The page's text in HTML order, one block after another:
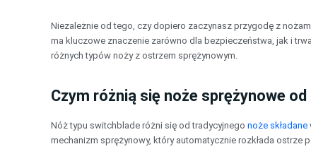
Niezależnie od tego, czy dopiero zaczynasz przygodę z
ma kluczowe znaczenie zarówno dla bezpieczeństwa, jak i
różnych typów noży z ostrzem sprężynowym.
Czym różnią się noże sprężynowe
Nóż typu switchblade różni się od tradycyjnego noże składane
mechanizm sprężynowy, który automatycznie rozkłada